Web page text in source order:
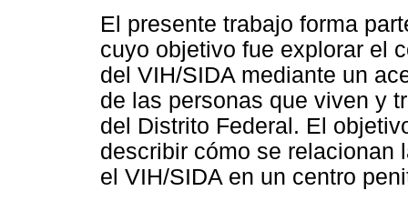
El presente trabajo forma
cuyo objetivo fue explorar el
del VIH/SIDA mediante un
de las personas que viven y
del Distrito Federal. El
describir cómo se relacionan
el VIH/SIDA en un centro